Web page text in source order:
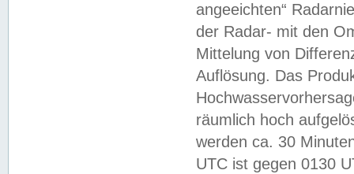
angeeichten“
der Radar- mit den
Mittelung von
Auflösung. Das
räumlich hoch
werden ca. 30
UTC ist gegen 0130